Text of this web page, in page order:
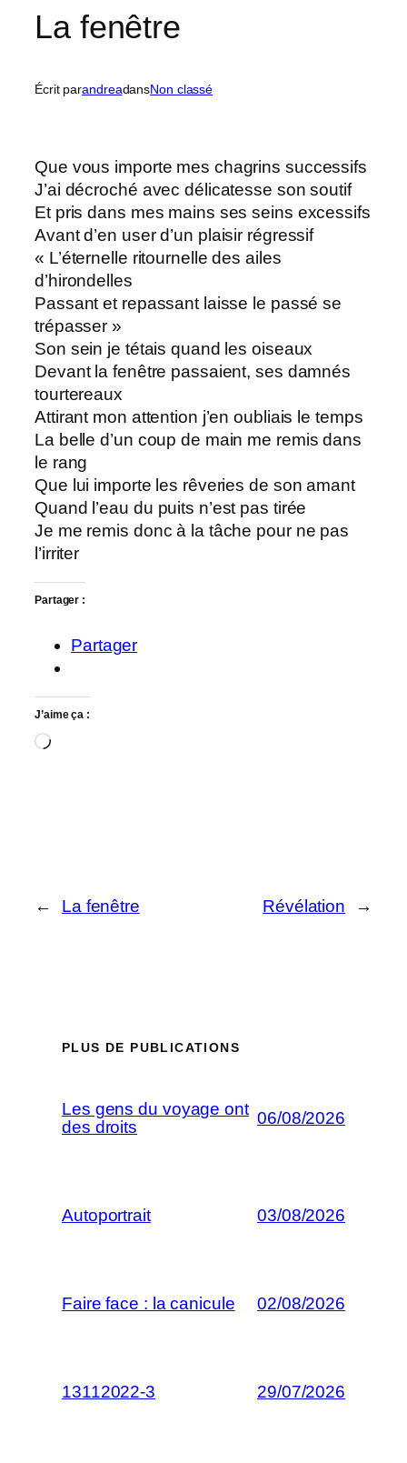
La fenêtre
Écrit parandreadansNon classé
Que vous importe mes chagrins successifs
J’ai décroché avec délicatesse son soutif
Et pris dans mes mains ses seins excessifs
Avant d’en user d’un plaisir régressif
« L’éternelle ritournelle des ailes
d’hirondelles
Passant et repassant laisse le passé se
trépasser »
Son sein je tétais quand les oiseaux
Devant la fenêtre passaient, ses damnés
tourtereaux
Attirant mon attention j’en oubliais le temps
La belle d’un coup de main me remis dans
le rang
Que lui importe les rêveries de son amant
Quand l’eau du puits n’est pas tirée
Je me remis donc à la tâche pour ne pas
l’irriter
Partager :
Partager
J’aime ça :
Chargement…
← La fenêtre Révélation →
PLUS DE PUBLICATIONS
Les gens du voyage ont
des droits
06/08/2026
Autoportrait 03/08/2026
Faire face : la canicule 02/08/2026
13112022-3 29/07/2026